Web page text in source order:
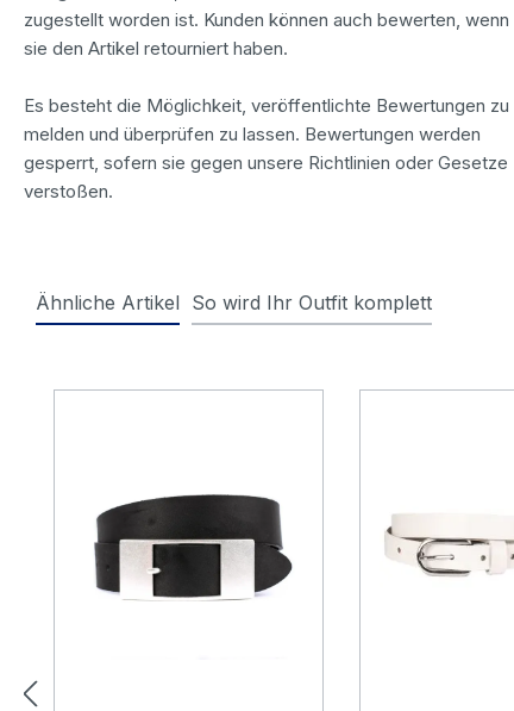
zugestellt worden ist. Kunden können auch bewerten, wenn
sie den Artikel retourniert haben.
Es besteht die Möglichkeit, veröffentlichte Bewertungen zu
melden und überprüfen zu lassen. Bewertungen werden
gesperrt, sofern sie gegen unsere Richtlinien oder Gesetze
verstoßen.
Ähnliche Artikel So wird Ihr Outfit komplett